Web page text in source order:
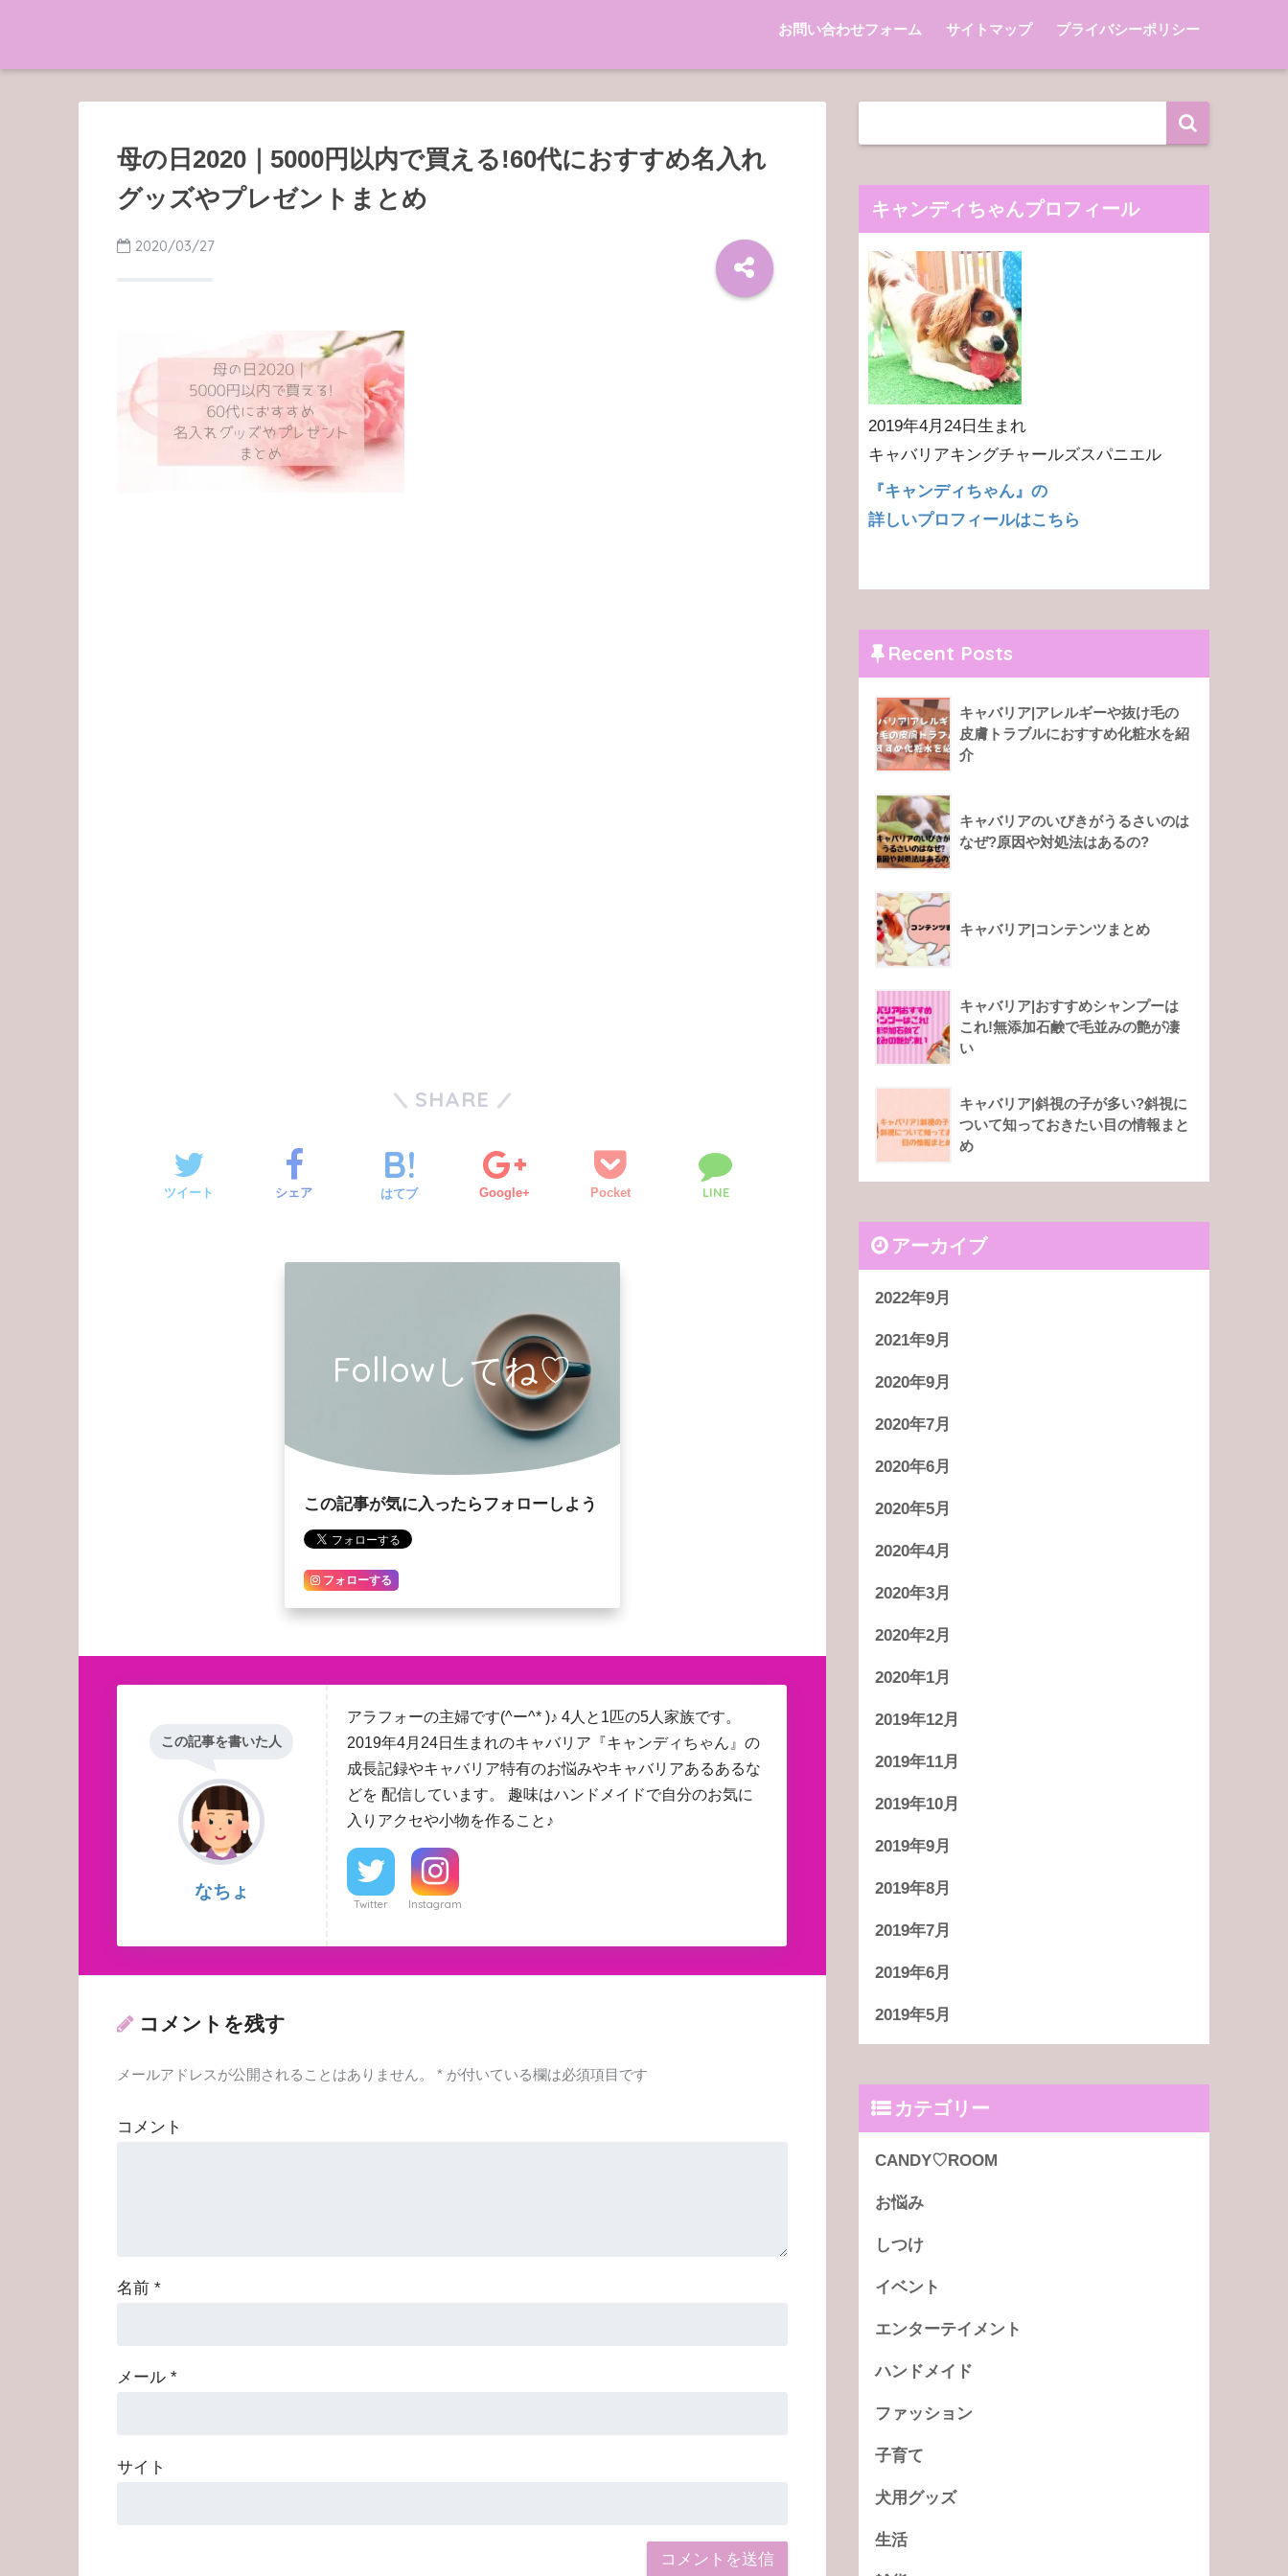
お問い合わせフォーム サイトマップ プライバシーポリシー
母の日2020｜5000円以内で買える!60代におすすめ名入れ
グッズやプレゼントまとめ
2020/03/27
SHARE
ツイート シェア はてブ Google+ Pocket LINE
Followしてね♡
この記事が気に入ったらフォローしよう
フォローする
この記事を書いた人
なちょ
アラフォーの主婦です(^ー^* )♪ 4人と1匹の5人家族です。
2019年4月24日生まれのキャバリア『キャンディちゃん』の
成長記録やキャバリア特有のお悩みやキャバリアあるあるな
どを 配信しています。 趣味はハンドメイドで自分のお気に
入りアクセや小物を作ること♪
Twitter Instagram
コメントを残す
メールアドレスが公開されることはありません。 * が付いている欄は必須項目です
コメント
名前 *
メール *
サイト
キャンディちゃんプロフィール
2019年4月24日生まれ
キャバリアキングチャールズスパニエル
『キャンディちゃん』の
詳しいプロフィールはこちら
Recent Posts
キャバリア|アレルギーや抜け毛の
皮膚トラブルにおすすめ化粧水を紹
介
キャバリアのいびきがうるさいのは
なぜ?原因や対処法はあるの?
キャバリア|コンテンツまとめ
キャバリア|おすすめシャンプーは
これ!無添加石鹸で毛並みの艶が凄
い
キャバリア|斜視の子が多い?斜視に
ついて知っておきたい目の情報まと
め
アーカイブ
2022年9月
2021年9月
2020年9月
2020年7月
2020年6月
2020年5月
2020年4月
2020年3月
2020年2月
2020年1月
2019年12月
2019年11月
2019年10月
2019年9月
2019年8月
2019年7月
2019年6月
2019年5月
カテゴリー
CANDY♡ROOM
お悩み
しつけ
イベント
エンターテイメント
ハンドメイド
ファッション
子育て
犬用グッズ
生活